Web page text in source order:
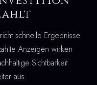
schnelle Ergebnisse
Anzeigen wirken
Sichtbarkeit
aus.